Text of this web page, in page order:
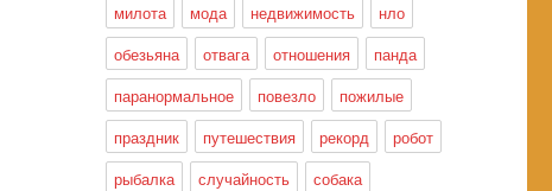
милота
мода недвижимость
нло
обезьяна
отвага отношения
панда
паранормальное
повезло
пожилые
праздник
путешествия рекорд
робот
рыбалка
случайность
собака